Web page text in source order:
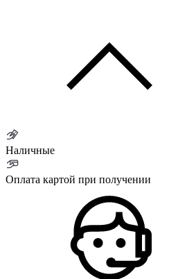
Наличные
Оплата картой при получении